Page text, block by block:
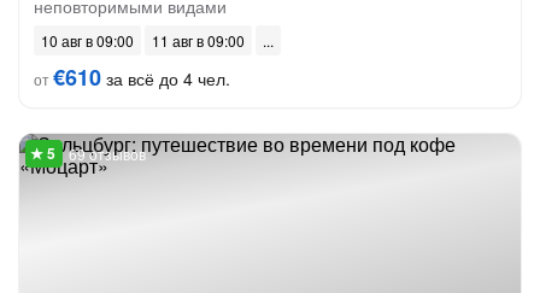
неповторимыми видами
10 авг в 09:00
11 авг в 09:00
от€610 за всё до 4 чел.
69 отзывов